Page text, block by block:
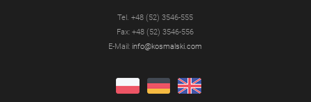
Tel. +48 (52) 3546-555
Fax: +48 (52) 3546-556
E-Mail: info@kosmalski.com